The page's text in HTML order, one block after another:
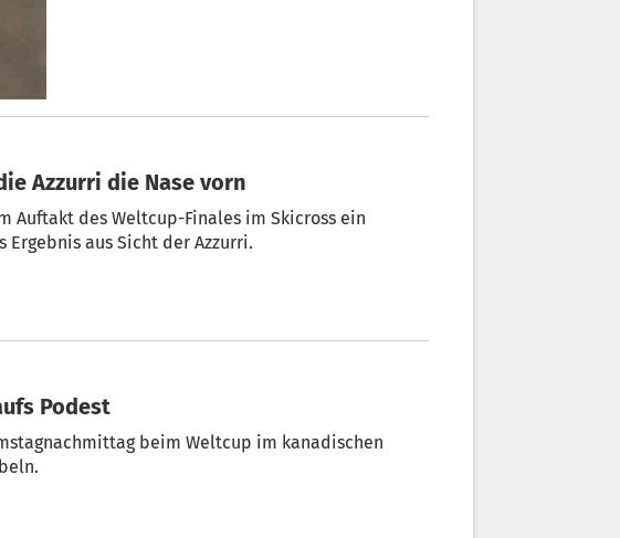
Azzurri die Nase vorn
Auftakt des Weltcup-Finales im Skicross ein
aus Sicht der Azzurri.
Podest
beim Weltcup im kanadischen